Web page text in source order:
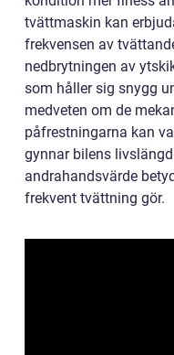
tvättmaskin kan
frekvensen av
nedbrytningen av
som håller sig snygg
medveten om de
påfrestningarna kan
gynnar bilens
andrahandsvärde
frekvent tvättning gör.